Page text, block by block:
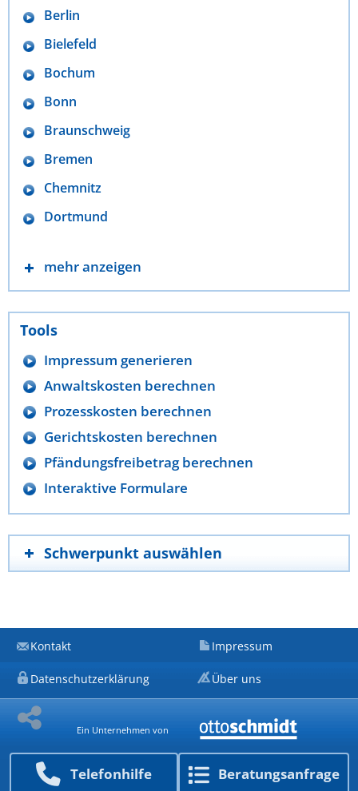
Telefon­hilfe Beratungs­anfrage
Berlin
Bielefeld
Bochum
Bonn
Braunschweig
Bremen
Chemnitz
Dortmund
mehr anzeigen
Tools
Impressum generieren
Anwaltskosten berechnen
Prozesskosten berechnen
Gerichtskosten berechnen
Pfändungsfreibetrag berechnen
Interaktive Formulare
Schwerpunkt auswählen
Kontakt Impressum
Datenschutzerklärung Über uns
Ein Unternehmen von